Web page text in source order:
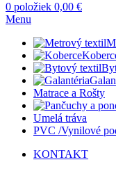
0 položiek 0,00 €
Menu
Matrace a Rošty
Umelá tráva
PVC /Vynilové
KONTAKT